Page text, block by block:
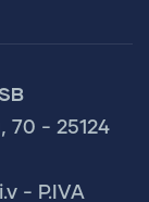
70 - 25124
- P.IVA